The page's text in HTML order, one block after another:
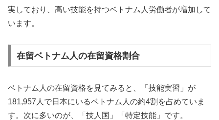
実しており、高い技能を持つベトナム人労働者が増加して
います。
在留ベトナム人の在留資格割合
ベトナム人の在留資格を見てみると、「技能実習」が
181,957人で日本にいるベトナム人の約4割を占めていま
す。次に多いのが、「技人国」「特定技能」です。